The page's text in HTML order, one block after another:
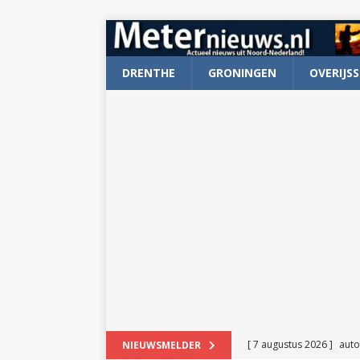
DRENTHE GRONINGEN
NIEUWSMELDER [ 7 augustus 2026 ]